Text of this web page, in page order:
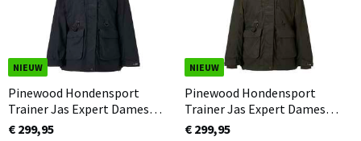
NIEUW
Pinewood Hondensport
Trainer Jas Expert Dames
Extreme Zwart (400)
€ 299,95
NIEUW
Pinewood Hondensport
Trainer Jas Expert Dames
Extreme Mosgroen (135)
€ 299,95